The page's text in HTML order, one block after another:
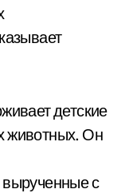
детские
животных. Он
вырученные с